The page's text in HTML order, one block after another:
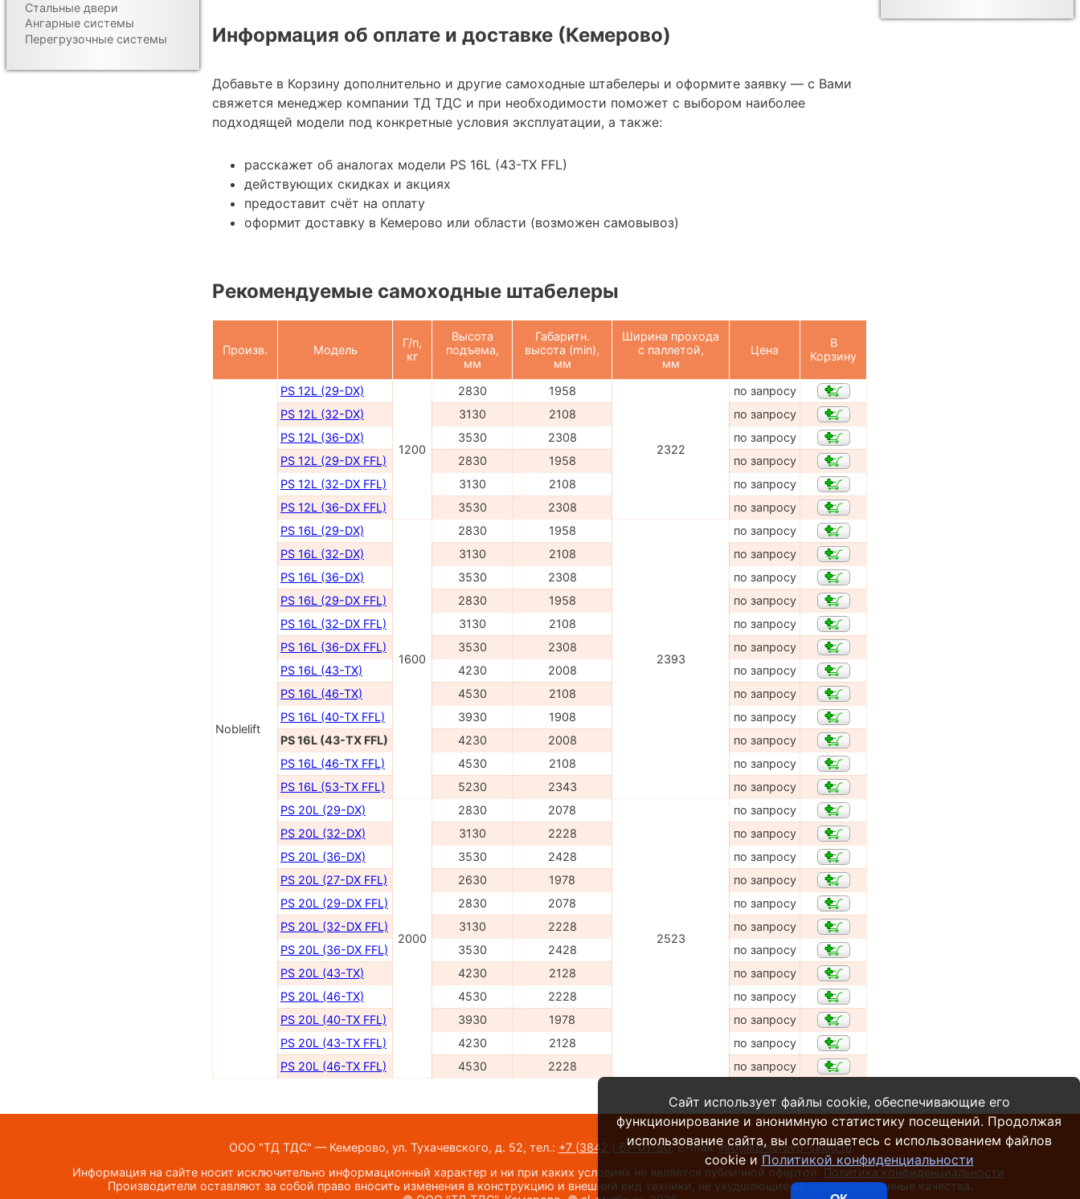
Информация об оплате и доставке (Кемерово)
Добавьте в Корзину дополнительно и другие самоходные штабелеры и оформите заявку — с Вами
свяжется менеджер компании ТД ТДС и при необходимости поможет с выбором наиболее
подходящей модели под конкретные условия эксплуатации, а также:
расскажет об аналогах модели PS 16L (43-TX FFL)
действующих скидках и акциях
предоставит счёт на оплату
оформит доставку в Кемерово или области (возможен самовывоз)
Рекомендуемые самоходные штабелеры
Произв. Модель
Г/п,
кг
Высота
подъема,
мм
Габаритн.
высота (min),
мм
Ширина прохода
с паллетой,
мм
Цена
В
Корзину
Noblelift
PS 12L (29-DX)
1200
2830 1958
2322
по запросу
PS 12L (32-DX)
3130 2108
по запросу
PS 12L (36-DX)
3530 2308
по запросу
PS 12L (29-DX FFL)
2830 1958
по запросу
PS 12L (32-DX FFL)
3130 2108
по запросу
PS 12L (36-DX FFL)
3530 2308
по запросу
PS 16L (29-DX)
1600
2830 1958
2393
по запросу
PS 16L (32-DX)
3130 2108
по запросу
PS 16L (36-DX)
3530 2308
по запросу
PS 16L (29-DX FFL)
2830 1958
по запросу
PS 16L (32-DX FFL)
3130 2108
по запросу
PS 16L (36-DX FFL)
3530 2308
по запросу
PS 16L (43-TX)
4230 2008
по запросу
PS 16L (46-TX)
4530 2108
по запросу
PS 16L (40-TX FFL)
3930 1908
по запросу
PS 16L (43-TX FFL)
4230 2008
по запросу
PS 16L (46-TX FFL)
4530 2108
по запросу
PS 16L (53-TX FFL)
5230 2343
по запросу
PS 20L (29-DX)
2000
2830 2078
2523
по запросу
PS 20L (32-DX)
3130 2228
по запросу
PS 20L (36-DX)
3530 2428
по запросу
PS 20L (27-DX FFL)
2630 1978
по запросу
PS 20L (29-DX FFL)
2830 2078
по запросу
PS 20L (32-DX FFL)
3130 2228
по запросу
PS 20L (36-DX FFL)
3530 2428
по запросу
PS 20L (43-TX)
4230 2128
по запросу
PS 20L (46-TX)
4530 2228
по запросу
PS 20L (40-TX FFL)
3930 1978
по запросу
PS 20L (43-TX FFL)
4230 2128
по запросу
PS 20L (46-TX FFL)
4530 2228 по запросу
Стальные двери
Ангарные системы
Перегрузочные системы
ООО "ТД ТДС" — Кемерово, ул. Тухачевского, д. 52, тел.: +7 (3842 ) 67-01-80,E-mail:info@kemerovo-sklad.ru
Информация на сайте носит исключительно информационный характер и ни при каких условиях не является публичной офертой. Политика конфиденциальности
Производители оставляют за собой право вносить изменения в конструкцию и внешний вид техники, не ухудшающие ее эксплуатационные качества.
Сайт использует файлы cookie, обеспечивающие его
функционирование и анонимную статистику посещений. Продолжая
использование сайта, вы соглашаетесь с использованием файлов
cookie и Политикой конфиденциальности